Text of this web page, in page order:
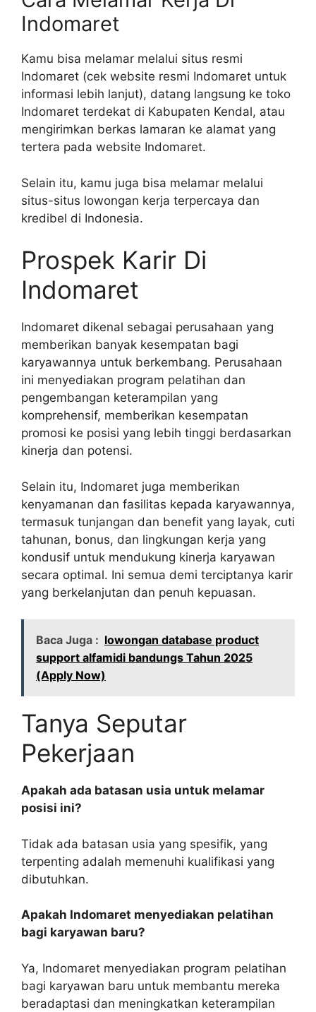
Indomaret
Kamu bisa melamar melalui situs resmi
Indomaret (cek website resmi Indomaret untuk
informasi lebih lanjut), datang langsung ke toko
Indomaret terdekat di Kabupaten Kendal, atau
mengirimkan berkas lamaran ke alamat yang
tertera pada website Indomaret.
Selain itu, kamu juga bisa melamar melalui
situs-situs lowongan kerja terpercaya dan
kredibel di Indonesia.
Prospek Karir Di
Indomaret
Indomaret dikenal sebagai perusahaan yang
memberikan banyak kesempatan bagi
karyawannya untuk berkembang. Perusahaan
ini menyediakan program pelatihan dan
pengembangan keterampilan yang
komprehensif, memberikan kesempatan
promosi ke posisi yang lebih tinggi berdasarkan
kinerja dan potensi.
Selain itu, Indomaret juga memberikan
kenyamanan dan fasilitas kepada karyawannya,
termasuk tunjangan dan benefit yang layak, cuti
tahunan, bonus, dan lingkungan kerja yang
kondusif untuk mendukung kinerja karyawan
secara optimal. Ini semua demi terciptanya karir
yang berkelanjutan dan penuh kepuasan.
Baca Juga : lowongan database product
support alfamidi bandungs Tahun 2025
(Apply Now)
Tanya Seputar
Pekerjaan
Apakah ada batasan usia untuk melamar
posisi ini?
Tidak ada batasan usia yang spesifik, yang
terpenting adalah memenuhi kualifikasi yang
dibutuhkan.
Apakah Indomaret menyediakan pelatihan
bagi karyawan baru?
Ya, Indomaret menyediakan program pelatihan
bagi karyawan baru untuk membantu mereka
beradaptasi dan meningkatkan keterampilan